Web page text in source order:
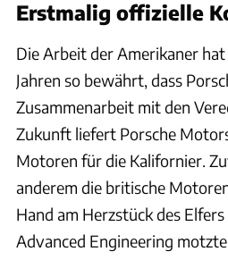
Erstmalig offizielle
Die Arbeit der Amerikaner
Jahren so bewährt, dass
Zusammenarbeit mit den
Zukunft liefert Porsche
Motoren für die Kalifornier.
anderem die britische
Hand am Herzstück des
Advanced Engineering